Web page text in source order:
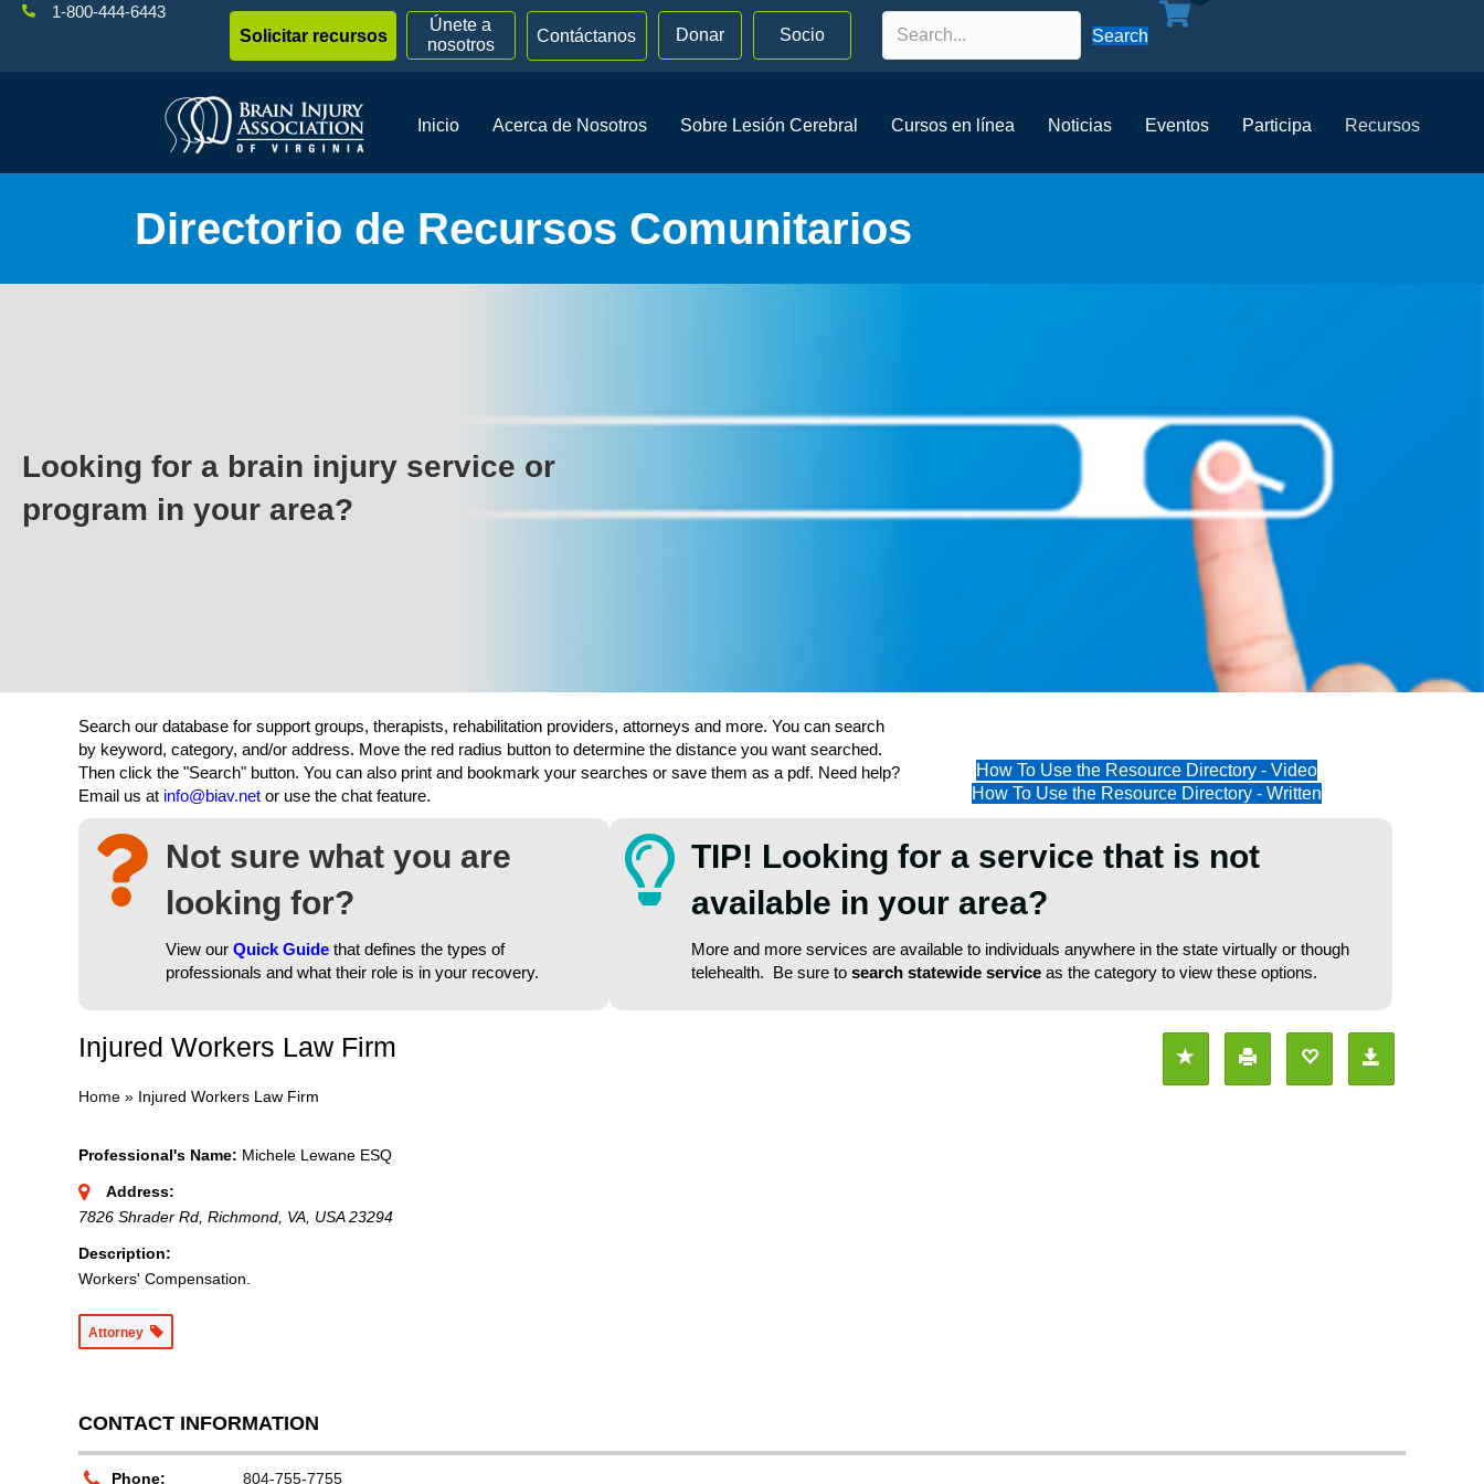
1-800-444-6443
Solicitar recursos
Únete a
nosotros
Contáctanos Donar Socio Search
Inicio Acerca de Nosotros Sobre Lesión Cerebral Cursos en línea Noticias Eventos Participa Recursos
Directorio de Recursos Comunitarios
Looking for a brain injury service or
program in your area?
Search our database for support groups, therapists, rehabilitation providers, attorneys and more. You can search
by keyword, category, and/or address. Move the red radius button to determine the distance you want searched.
Then click the "Search" button. You can also print and bookmark your searches or save them as a pdf. Need help?
Email us at info@biav.net or use the chat feature.
How To Use the Resource Directory - Video
How To Use the Resource Directory - Written
Not sure what you are
looking for?
View our Quick Guide that defines the types of
professionals and what their role is in your recovery.
TIP! Looking for a service that is not
available in your area?
More and more services are available to individuals anywhere in the state virtually or though
telehealth. Be sure to search statewide serviceas the category to view these options.
Injured Workers Law Firm
Home » Injured Workers Law Firm
Professional's Name: Michele Lewane ESQ
Address:
7826 Shrader Rd, Richmond, VA, USA 23294
Description:
Workers' Compensation.
Attorney
CONTACT INFORMATION
Phone: 804-755-7755